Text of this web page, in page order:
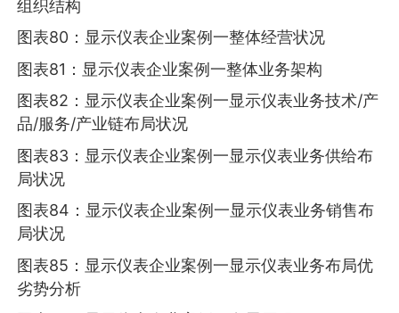
组织结构
图表80：显示仪表企业案例一整体经营状况
图表81：显示仪表企业案例一整体业务架构
图表82：显示仪表企业案例一显示仪表业务技术/产
品/服务/产业链布局状况
图表83：显示仪表企业案例一显示仪表业务供给布
局状况
图表84：显示仪表企业案例一显示仪表业务销售布
局状况
图表85：显示仪表企业案例一显示仪表业务布局优
劣势分析